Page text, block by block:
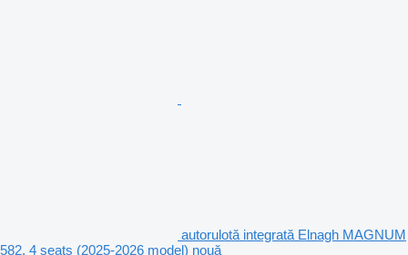
autorulotă integrată Elnagh MAGNUM
582, 4 seats (2025-2026 model) nouă